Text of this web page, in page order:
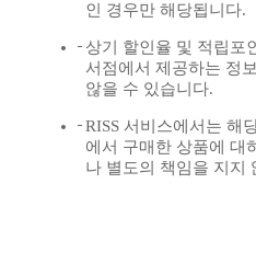
인 경우만 해당됩니다.
상기 할인율 및 적립포
서점에서 제공하는 정
않을 수 있습니다.
RISS 서비스에서는 해
에서 구매한 상품에 대
나 별도의 책임을 지지